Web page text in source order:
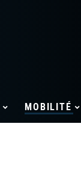
MOBILITÉ